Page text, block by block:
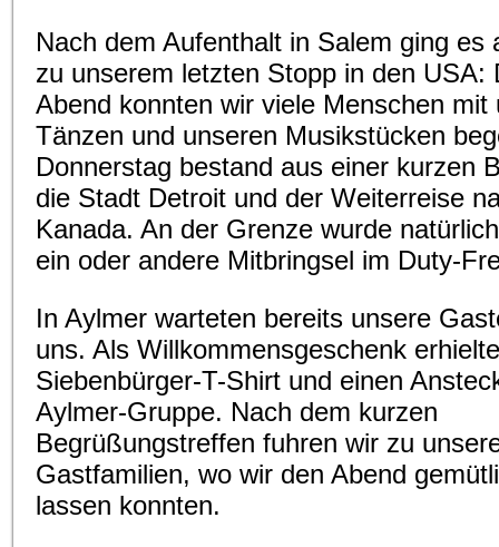
Nach dem Aufenthalt in Salem ging es
zu unserem letzten Stopp in den USA:
Abend konnten wir viele Menschen mit
Tänzen und unseren Musikstücken
Donnerstag bestand aus einer kurzen
die Stadt Detroit und der Weiterreise
Kanada. An der Grenze wurde
ein oder andere Mitbringsel im Duty-
In Aylmer warteten bereits unsere
uns. Als Willkommensgeschenk
Siebenbürger-T-Shirt und einen
Aylmer-Gruppe. Nach dem kurzen
Begrüßungstreffen fuhren wir zu
Gastfamilien, wo wir den Abend
lassen konnten.